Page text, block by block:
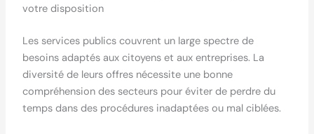
votre disposition
Les services publics couvrent un large spectre de
besoins adaptés aux citoyens et aux entreprises. La
diversité de leurs offres nécessite une bonne
compréhension des secteurs pour éviter de perdre du
temps dans des procédures inadaptées ou mal ciblées.